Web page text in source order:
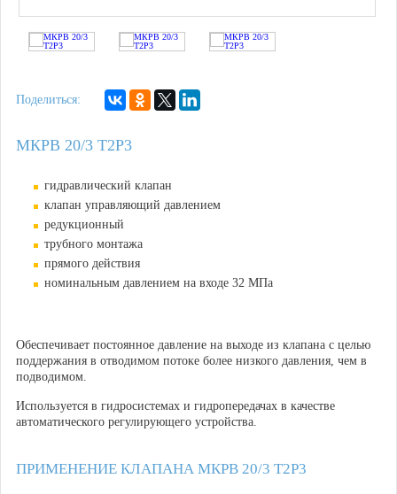
Поделиться:
МКРВ 20/3 Т2Р3
гидравлический клапан
клапан управляющий давлением
редукционный
трубного монтажа
прямого действия
номинальным давлением на входе 32 МПа
Обеспечивает постоянное давление на выходе из клапана с целью
поддержания в отводимом потоке более низкого давления, чем в
подводимом.
Используется в гидросистемах и гидропередачах в качестве
автоматического регулирующего устройства.
ПРИМЕНЕНИЕ КЛАПАНА МКРВ 20/3 Т2Р3